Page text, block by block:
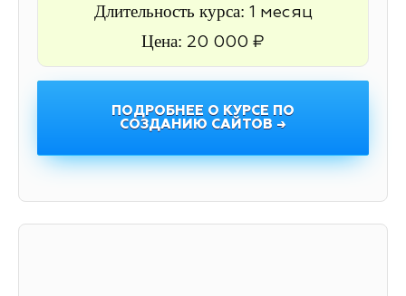
Длительность курса: 1 месяц
Цена: 20 000 ₽
ПОДРОБНЕЕ О КУРСЕ ПО
СОЗДАНИЮ САЙТОВ →